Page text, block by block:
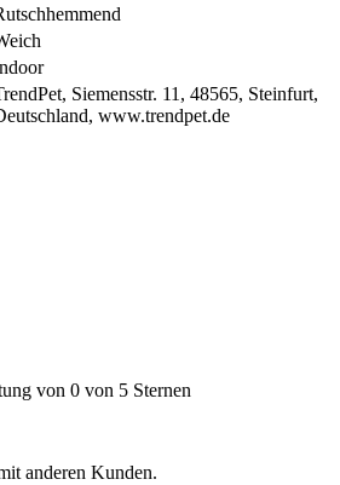
Siemensstr. 11, 48565, Steinfurt,
www.trendpet.de
von 0 von 5 Sternen
anderen Kunden.